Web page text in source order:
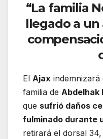
“La familia
llegado a
El Ajax indemnizará
familia de Abdelhak
que sufrió daños
fulminado durante
retirará el dorsal